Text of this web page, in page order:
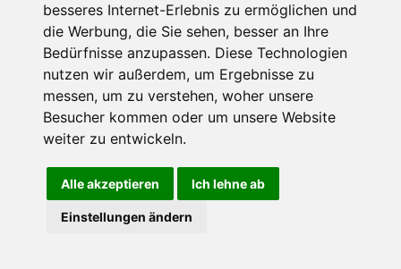
besseres Internet-Erlebnis zu ermöglichen und
die Werbung, die Sie sehen, besser an Ihre
Bedürfnisse anzupassen. Diese Technologien
nutzen wir außerdem, um Ergebnisse zu
messen, um zu verstehen, woher unsere
Besucher kommen oder um unsere Website
weiter zu entwickeln.
Alle akzeptieren Ich lehne ab
Einstellungen ändern
About Us
Advertising
Contact Us
YouTube